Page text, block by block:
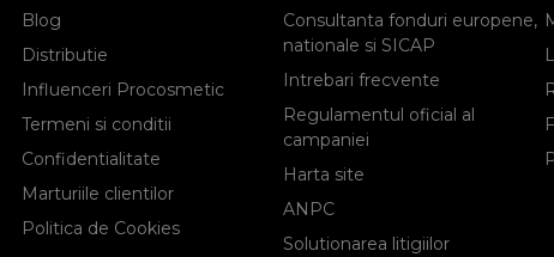
Blog
Distributie
Influenceri Procosmetic
Termeni si conditii
Confidentialitate
Marturiile clientilor
Politica de Cookies
Consultanta fonduri europene,
nationale si SICAP
Intrebari frecvente
Regulamentul oficial al
campaniei
Harta site
ANPC
Solutionarea litigiilor